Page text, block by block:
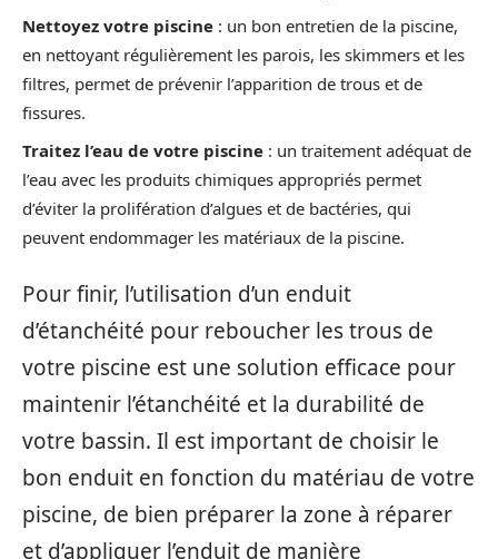
Nettoyez votre piscine : un bon entretien de la piscine,
en nettoyant régulièrement les parois, les skimmers et les
filtres, permet de prévenir l’apparition de trous et de
fissures.
Traitez l’eau de votre piscine : un traitement adéquat de
l’eau avec les produits chimiques appropriés permet
d’éviter la prolifération d’algues et de bactéries, qui
peuvent endommager les matériaux de la piscine.
Pour finir, l’utilisation d’un enduit
d’étanchéité pour reboucher les trous de
votre piscine est une solution efficace pour
maintenir l’étanchéité et la durabilité de
votre bassin. Il est important de choisir le
bon enduit en fonction du matériau de votre
piscine, de bien préparer la zone à réparer
et d’appliquer l’enduit de manière